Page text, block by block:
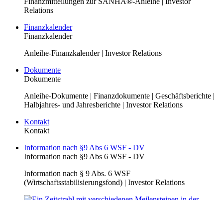
Relations
Finanzkalender
Finanzkalender
Anleihe-Finanzkalender | Investor Relations
Dokumente
Dokumente
Anleihe-Dokumente | Finanzdokumente | Geschäftsberichte |
Halbjahres- und Jahresberichte | Investor Relations
Kontakt
Kontakt
Information nach §9 Abs 6 WSF - DV
Information nach §9 Abs 6 WSF - DV
Information nach § 9 Abs. 6 WSF
(Wirtschaftsstabilisierungsfond) | Investor Relations